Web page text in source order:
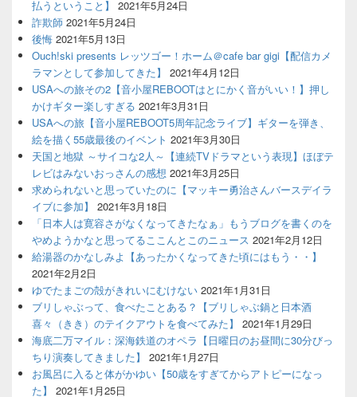
払うということ】
2021年5月24日
詐欺師 2021年5月24日
後悔 2021年5月13日
Ouch!ski presents レッツゴー！ホーム＠cafe bar gigi【配信カメ
ラマンとして参加してきた】
2021年4月12日
USAへの旅その2【音小屋REBOOTはとにかく音がいい！】押し
かけギター楽しすぎる 2021年3月31日
USAへの旅【音小屋REBOOT5周年記念ライブ】ギターを弾き、
絵を描く55歳最後のイベント 2021年3月30日
天国と地獄 ～サイコな2人～【連続TVドラマという表現】ほぼテ
レビはみないおっさんの感想 2021年3月25日
求められないと思っていたのに【マッキー勇治さんバースデイラ
イブに参加】
2021年3月18日
「日本人は寛容さがなくなってきたなぁ」もうブログを書くのを
やめようかなと思ってるここんとこのニュース 2021年2月12日
給湯器のかなしみよ【あったかくなってきた頃にはもう・・】
2021年2月2日
ゆでたまごの殻がきれいにむけない 2021年1月31日
ブリしゃぶって、食べたことある？【ブリしゃぶ鍋と日本酒
喜々（きき）のテイクアウトを食べてみた】
2021年1月29日
海底二万マイル：深海鉄道のオペラ【日曜日のお昼間に30分びっ
ちり演奏してきました】
2021年1月27日
お風呂に入ると体がかゆい【50歳をすぎてからアトピーになっ
た】
2021年1月25日